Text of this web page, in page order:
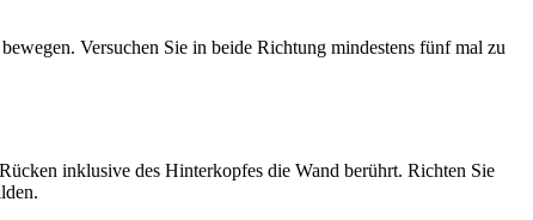
Versuchen Sie in beide Richtung mindestens fünf mal zu
inklusive des Hinterkopfes die Wand berührt. Richten Sie